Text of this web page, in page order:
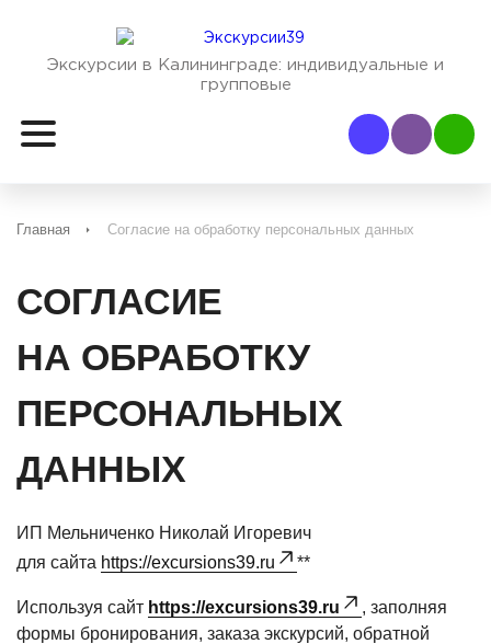
Экскурсии в Калининграде: индивидуальные и
групповые
Наш Viber
Наш
Главная Согласие на обработку персональных данных
СОГЛАСИЕ
НА ОБРАБОТКУ
ПЕРСОНАЛЬНЫХ
ДАННЫХ
ИП Мельниченко Николай Игоревич
для сайта https://excursions39.ru **
Используя сайт https://excursions39.ru
, заполняя
формы бронирования, заказа экскурсий, обратной